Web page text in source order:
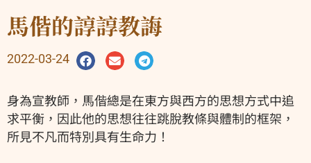
馬偕的諄諄教誨
2022-03-24
身為宣教師，馬偕總是在東方與西方的思想方式中追
求平衡，因此他的思想往往跳脫教條與體制的框架，
所見不凡而特別具有生命力！